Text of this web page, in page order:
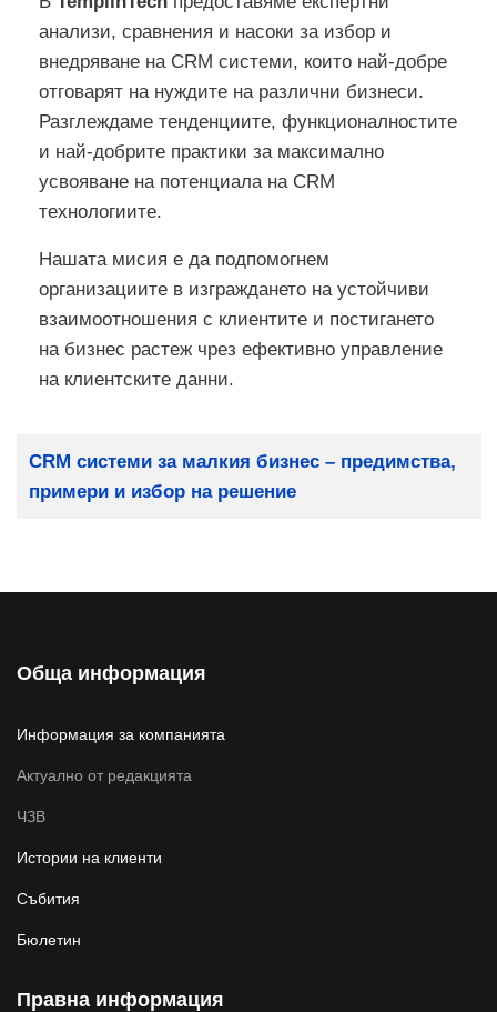
анализи, сравнения и насоки за избор и
внедряване на CRM системи, които най-добре
отговарят на нуждите на различни бизнеси.
Разглеждаме тенденциите, функционалностите
и най-добрите практики за максимално
усвояване на потенциала на CRM
технологиите.
Нашата мисия е да подпомогнем
организациите в изграждането на устойчиви
взаимоотношения с клиентите и постигането
на бизнес растеж чрез ефективно управление
на клиентските данни.
Заглавие
CRM системи за малкия бизнес – предимства,
примери и избор на решение
Обща информация
Информация за компанията
Актуално от редакцията
ЧЗВ
Истории на клиенти
Събития
Бюлетин
Правна информация